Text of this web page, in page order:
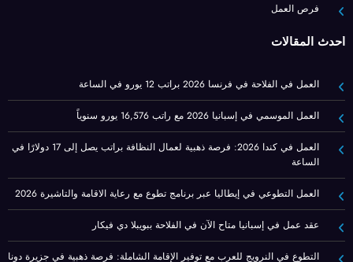
فرص العمل
أحدث المقالات
العمل في الفلاحة في فرنسا 2026 براتب 12 يورو في الساعة
العمل الموسمي في إسبانيا 2026 مع راتب 16,576 يورو سنوياً
العمل في كندا 2026: فرصة ذهبية لعمال النظافة براتب يصل إلى 17 دولارًا في
الساعة
العمل التطوعي في إيطاليا عبر برنامج تطوع مع رعاية الاقامة والتاشيرة 2026
عقد عمل في إسبانيا متاح الآن في الفلاحة ببويبلا دي فيكار
التطوع في النرويج للعرب مع توفير الإقامة الشاملة: فرصة ذهبية في جزيرة دونا